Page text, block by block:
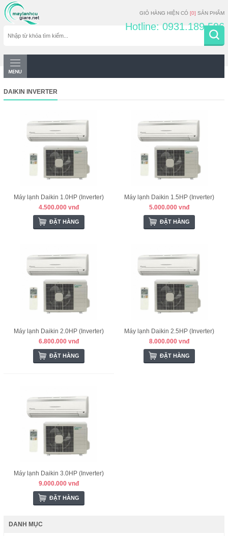
GIỎ HÀNG HIỆN CÓ[0] SẢN PHẨM
Hotline: 0931.189.596
DAIKIN INVERTER
Máy lạnh Daikin 1.0HP (Inverter)
4.500.000 vnđ
ĐẶT HÀNG
Máy lạnh Daikin 1.5HP (Inverter)
5.000.000 vnđ
ĐẶT HÀNG
Máy lạnh Daikin 2.0HP (Inverter)
6.800.000 vnđ
ĐẶT HÀNG
Máy lạnh Daikin 2.5HP (Inverter)
8.000.000 vnđ
ĐẶT HÀNG
Máy lạnh Daikin 3.0HP (Inverter)
9.000.000 vnđ
ĐẶT HÀNG
DANH MỤC